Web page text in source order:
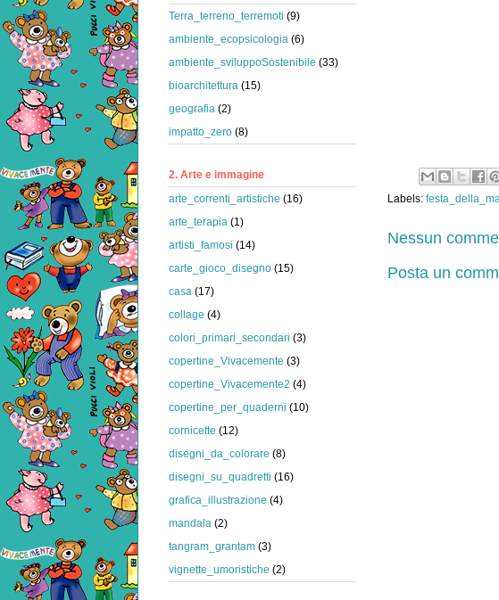
Labels:
Nessun
Posta un
Terra_terreno_terremoti (9)
ambiente_ecopsicologia (6)
ambiente_sviluppoSostenibile (33)
bioarchitettura (15)
geografia (2)
impatto_zero (8)
2. Arte e immagine
arte_correnti_artistiche (16)
arte_terapia (1)
artisti_famosi (14)
carte_gioco_disegno (15)
casa (17)
collage (4)
colori_primari_secondari (3)
copertine_Vivacemente (3)
copertine_Vivacemente2 (4)
copertine_per_quaderni (10)
cornicette (12)
disegni_da_colorare (8)
disegni_su_quadretti (16)
grafica_illustrazione (4)
mandala (2)
tangram_grantam (3)
vignette_umoristiche (2)